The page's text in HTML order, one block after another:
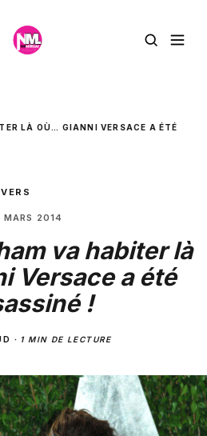
LÀ OÙ… GIANNI VERSACE A ÉTÉ
MARS 2014
va habiter là
Versace a été
!
· 1 MIN DE LECTURE